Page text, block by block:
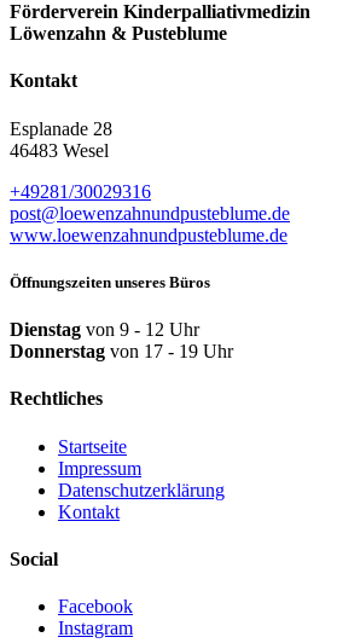
Förderverein Kinder­palliativ­medizin
Löwenzahn & Pusteblume
Kontakt
Esplanade 28
46483 Wesel
+49281/30029316
post@loewenzahn­und­pusteblume.de
www.loewenzahnund­pusteblume.de
Öffnungszeiten unseres Büros
Dienstag von 9 - 12 Uhr
Donnerstag von 17 - 19 Uhr
Rechtliches
Startseite
Impressum
Datenschutzerklärung
Kontakt
Social
Facebook
Instagram